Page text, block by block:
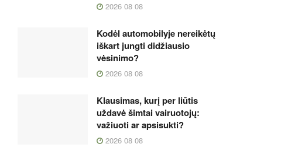
2026 08 08
Kodėl automobilyje nereikėtų
iškart jungti didžiausio
vėsinimo?
2026 08 08
Klausimas, kurį per liūtis
uždavė šimtai vairuotojų:
važiuoti ar apsisukti?
2026 08 08